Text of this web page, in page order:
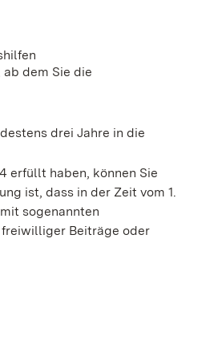
dem Sie die
drei Jahre in die
erfüllt haben, können Sie
ist, dass in der Zeit vom 1.
sogenannten
Beiträge oder